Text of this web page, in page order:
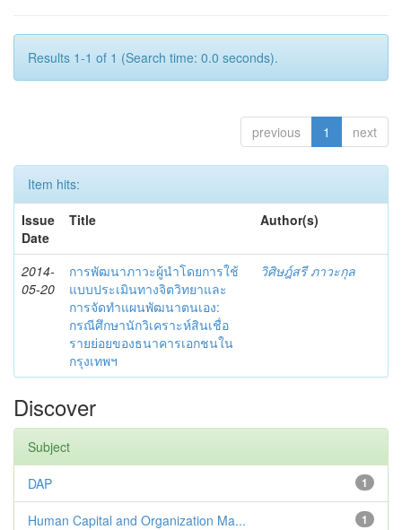
Results 1-1 of 1 (Search time: 0.0 seconds).
previous 1 next
Item hits:
Issue
Date
Title Author(s)
2014-
05-20
การพัฒนาภาวะผู้นำโดยการใช้
แบบประเมินทางจิตวิทยาและ
การจัดทำแผนพัฒนาตนเอง:
กรณีศึกษานักวิเคราะห์สินเชื่อ
รายย่อยของธนาคารเอกชนใน
กรุงเทพฯ
วิศิษฎ์สรี ภาวะกุล
Discover
Subject
1
DAP
1
Human Capital and Organization Ma...